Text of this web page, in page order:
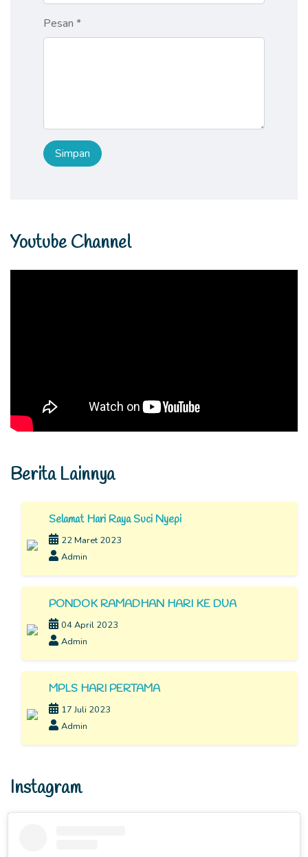
Pesan *
Youtube Channel
Berita Lainnya
Selamat Hari Raya Suci Nyepi
22 Maret 2023
Admin
PONDOK RAMADHAN HARI KE DUA
04 April 2023
Admin
MPLS HARI PERTAMA
17 Juli 2023
Admin
Instagram